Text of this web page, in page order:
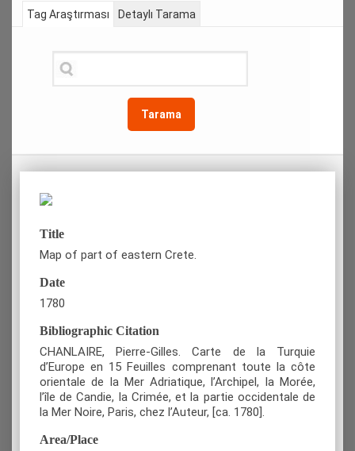
Tag Araştırması
Tarama
Detaylı Tarama
Title
Map of part of eastern Crete.
Date
1780
Bibliographic Citation
CHANLAIRE, Pierre-Gilles. Carte de la Turquie
d’Europe en 15 Feuilles comprenant toute la côte
orientale de la Mer Adriatique, l’Archipel, la Morée,
l’île de Candie, la Crimée, et la partie occidentale de
la Mer Noire, Paris, chez l’Auteur, [ca. 1780].
Area/Place